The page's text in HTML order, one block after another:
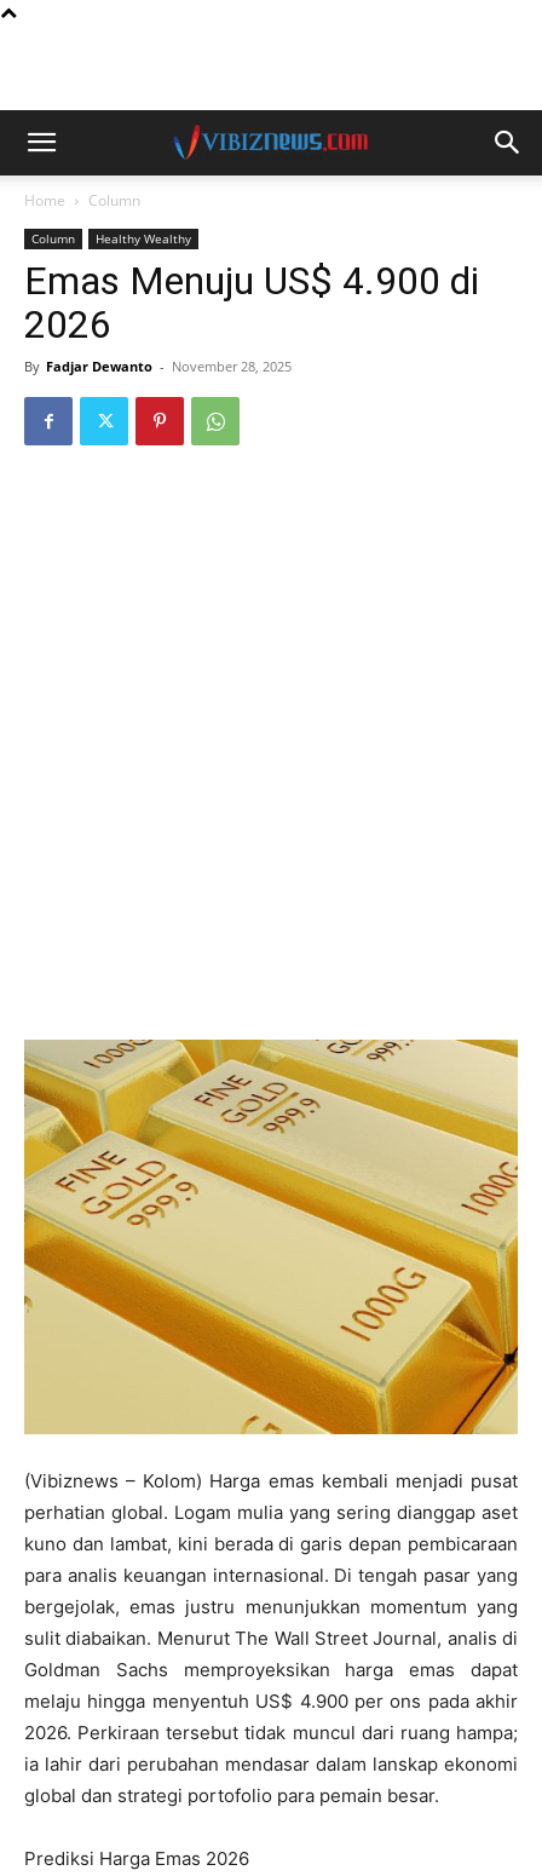
Home Column
Column Healthy Wealthy
Emas Menuju US$ 4.900 di
2026
By Fadjar Dewanto - November 28, 2025
(Vibiznews – Kolom) Harga emas kembali menjadi pusat
perhatian global. Logam mulia yang sering dianggap aset
kuno dan lambat, kini berada di garis depan pembicaraan
para analis keuangan internasional. Di tengah pasar yang
bergejolak, emas justru menunjukkan momentum yang
sulit diabaikan. Menurut The Wall Street Journal, analis di
Goldman Sachs memproyeksikan harga emas dapat
melaju hingga menyentuh US$ 4.900 per ons pada akhir
2026. Perkiraan tersebut tidak muncul dari ruang hampa;
ia lahir dari perubahan mendasar dalam lanskap ekonomi
global dan strategi portofolio para pemain besar.
Prediksi Harga Emas 2026